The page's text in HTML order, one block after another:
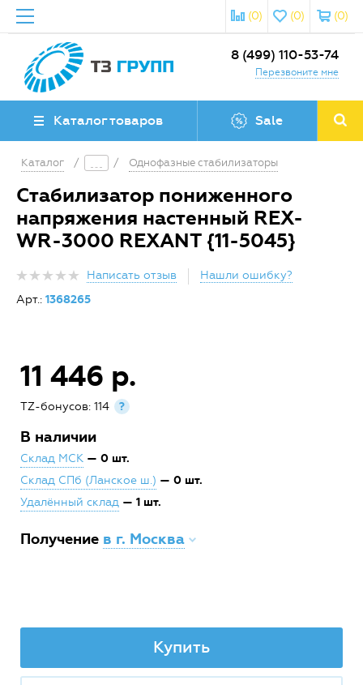
(0)
(0)
(0)
8 (499) 110-53-74
Перезвоните мне
Каталог товаров Sale
Каталог / / Однофазные стабилизаторы
Стабилизатор пониженного
напряжения настенный REX-
WR-3000 REXANT {11-5045}
Написать отзыв
Нашли ошибку?
Арт.: 1368265
11 446 р.
TZ-бонусов: 114 ?
В наличии
Склад МСК — 0 шт.
Склад СПб (Ланское ш.) — 0 шт.
Удалённый склад — 1 шт.
Получение в г. Москва
Купить